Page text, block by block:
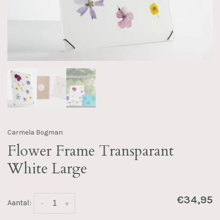
Carmela Bogman
Flower Frame Transparant
White Large
Aantal: +
- €34,95